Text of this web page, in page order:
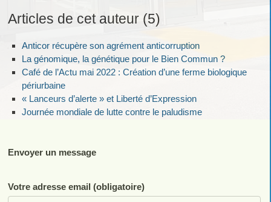
Articles de cet auteur (5)
Anticor récupère son agrément anticorruption
La génomique, la génétique pour le Bien Commun ?
Café de l’Actu mai 2022 : Création d’une ferme biologique
périurbaine
« Lanceurs d’alerte » et Liberté d’Expression
Journée mondiale de lutte contre le paludisme
Envoyer un message
Votre adresse email (obligatoire)